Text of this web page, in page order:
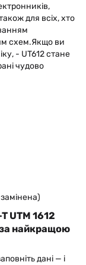
для всіх, хто
схем.Якщо ви
- UT612 стане
чудово
UTM 1612
за найкращою
дані — і